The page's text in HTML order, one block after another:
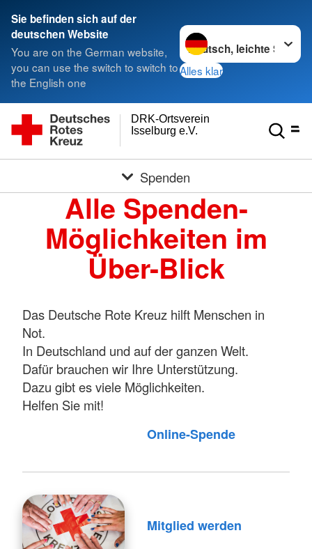
Sie befinden sich auf der
deutschen Website
You are on the German website,
you can use the switch to switch to
the English one
Sprache wechseln zu
Alles klar
Isselburg e.V.
DRK-Ortsverein
Spenden
Alle Spenden-
Möglichkeiten im
Über-Blick
Das Deutsche Rote Kreuz hilft Menschen in
Not.
In Deutschland und auf der ganzen Welt.
Dafür brauchen wir Ihre Unterstützung.
Dazu gibt es viele Möglichkeiten.
Helfen Sie mit!
Online-Spende
Mitglied werden